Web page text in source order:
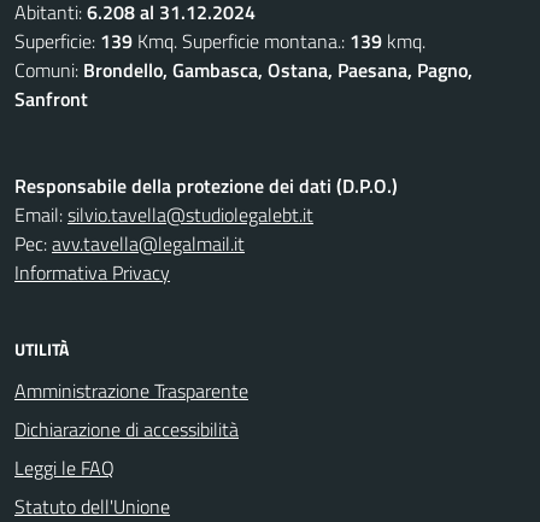
Abitanti:6.208 al 31.12.2024
Superficie: 139 Kmq. Superficie montana.: 139 kmq.
Comuni: Brondello, Gambasca, Ostana, Paesana, Pagno,
Sanfront
Responsabile della protezione dei dati (D.P.O.)
Email:silvio.tavella@studiolegalebt.it
Pec:avv.tavella@legalmail.it
Informativa Privacy
UTILITÀ
Amministrazione Trasparente
Dichiarazione di accessibilità
Leggi le FAQ
Statuto dell'Unione